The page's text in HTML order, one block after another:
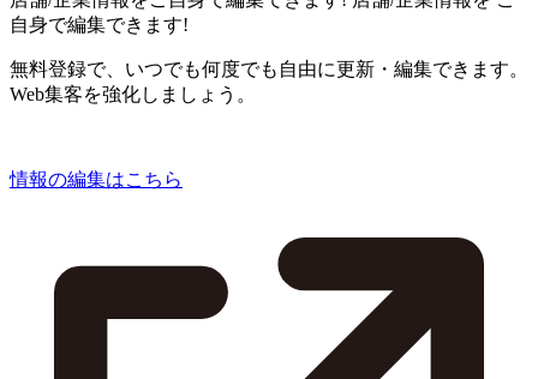
自身で編集できます!
無料登録で、いつでも何度でも自由に更新・編集できます。
Web集客を強化しましょう。
情報の編集はこちら